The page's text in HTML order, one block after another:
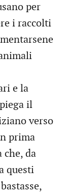
per
i raccolti
e la
il
verso
prima
che, da
questi